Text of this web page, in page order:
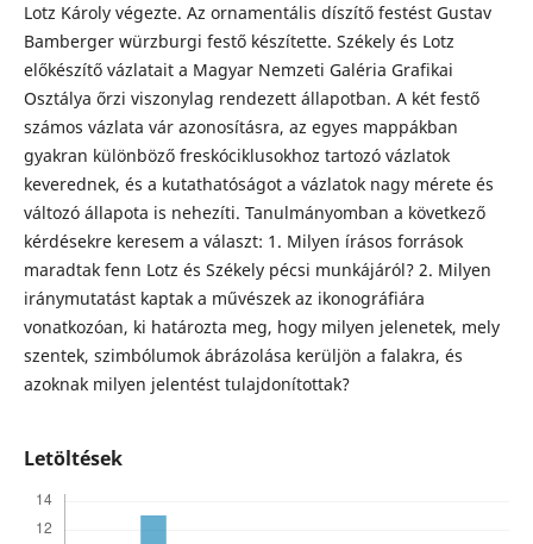
Lotz Károly végezte. Az ornamentális díszítő festést Gustav
Bamberger würzburgi festő készítette. Székely és Lotz
előkészítő vázlatait a Magyar Nemzeti Galéria Grafikai
Osztálya őrzi viszonylag rendezett állapotban. A két festő
számos vázlata vár azonosításra, az egyes mappákban
gyakran különböző freskóciklusokhoz tartozó vázlatok
keverednek, és a kutathatóságot a vázlatok nagy mérete és
változó állapota is nehezíti. Tanulmányomban a következő
kérdésekre keresem a választ: 1. Milyen írásos források
maradtak fenn Lotz és Székely pécsi munkájáról? 2. Milyen
iránymutatást kaptak a művészek az ikonográfiára
vonatkozóan, ki határozta meg, hogy milyen jelenetek, mely
szentek, szimbólumok ábrázolása kerüljön a falakra, és
azoknak milyen jelentést tulajdonítottak?
Letöltések